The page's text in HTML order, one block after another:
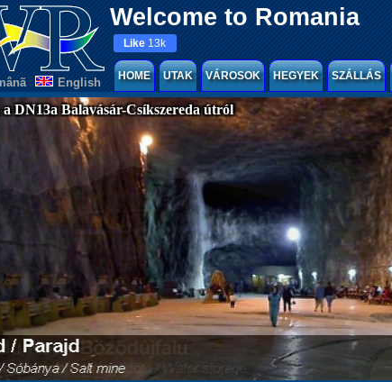
Welcome to Romania
English
Like 13k
HOME UTAK VÁROSOK HEGYEK SZÁLLÁS
DN13a Balavásár-Csíkszereda útról